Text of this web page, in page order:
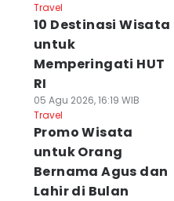
Travel
10 Destinasi Wisata
untuk
Memperingati HUT
RI
05 Agu 2026, 16:19 WIB
Travel
Promo Wisata
untuk Orang
Bernama Agus dan
Lahir di Bulan